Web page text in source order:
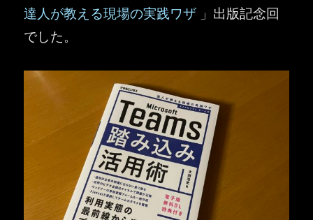
達人が教える現場の実践ワザ 」出版記念回
でした。